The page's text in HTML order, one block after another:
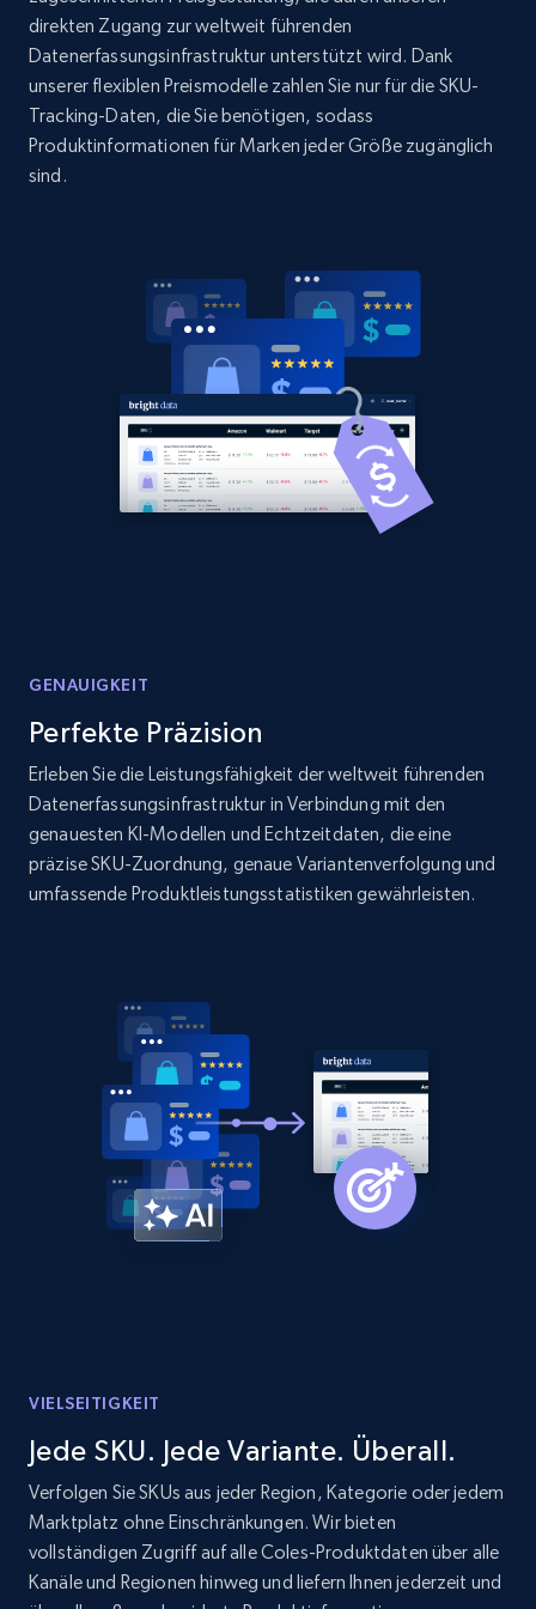
and more.
2.1K+ 353+ Jetzt anfangen
URL, Domain, Country code, Model number,
Sku, Product id, Product name, Manufacturer,
353+ Jetzt anfangen
Home Depot US - Discover products by
2.1K+
Home Depot US - Discover products by
specified UPC
URL, Domain, Country code, Model number,
Sku, Product id, Product name, Manufacturer,
Home Depot US - Discovery products by
specific category URL
URL, Domain, Country code, Model number,
Sku, Product id, Product name, Manufacturer,
and more.
Etsy
URL, Product id, Listing inventory id, Title, Rating,
price, and more.
1.9K+
direkten Zugang zur weltweit führenden
Datenerfassungsinfrastruktur unterstützt wird. Dank
unserer flexiblen Preismodelle zahlen Sie nur für die SKU-
Tracking-Daten, die Sie benötigen, sodass
Produktinformationen für Marken jeder Größe zugänglich
sind.
GENAUIGKEIT
Perfekte Präzision
Erleben Sie die Leistungsfähigkeit der weltweit führenden
Datenerfassungsinfrastruktur in Verbindung mit den
genauesten KI-Modellen und Echtzeitdaten, die eine
präzise SKU-Zuordnung, genaue Variantenverfolgung und
umfassende Produktleistungsstatistiken gewährleisten.
VIELSEITIGKEIT
Jede SKU. Jede Variante. Überall.
Verfolgen Sie SKUs aus jeder Region, Kategorie oder jedem
Marktplatz ohne Einschränkungen. Wir bieten
vollständigen Zugriff auf alle Coles-Produktdaten über alle
Kanäle und Regionen hinweg und liefern Ihnen jederzeit und